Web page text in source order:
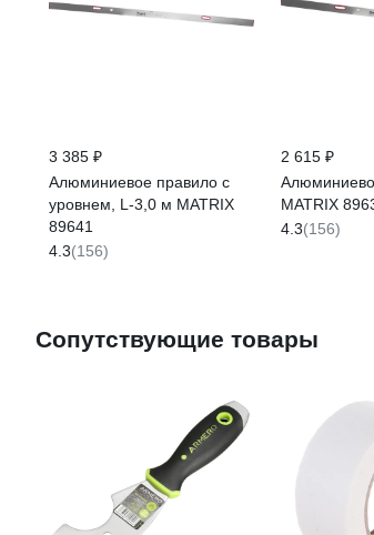
3 385 ₽
Алюминиевое правило с
уровнем, L-3,0 м MATRIX
89641
4.3(156)
2 615 ₽
MATRIX
4.3(156)
Сопутствующие товары